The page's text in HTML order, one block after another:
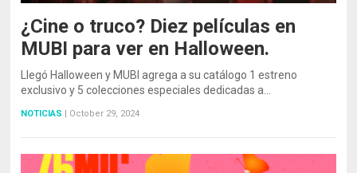
¿Cine o truco? Diez películas en
MUBI para ver en Halloween.
Llegó Halloween y MUBI agrega a su catálogo 1 estreno
exclusivo y 5 colecciones especiales dedicadas a…
NOTICIAS | October 29, 2024